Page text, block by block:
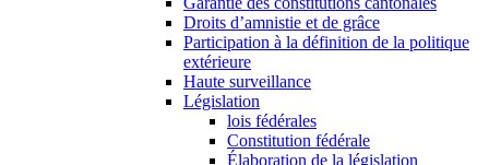
Droits d’amnistie et de grâce
Participation à la définition de la politique
extérieure
Haute surveillance
Législation
lois fédérales
Constitution fédérale
Élaboration de la législation